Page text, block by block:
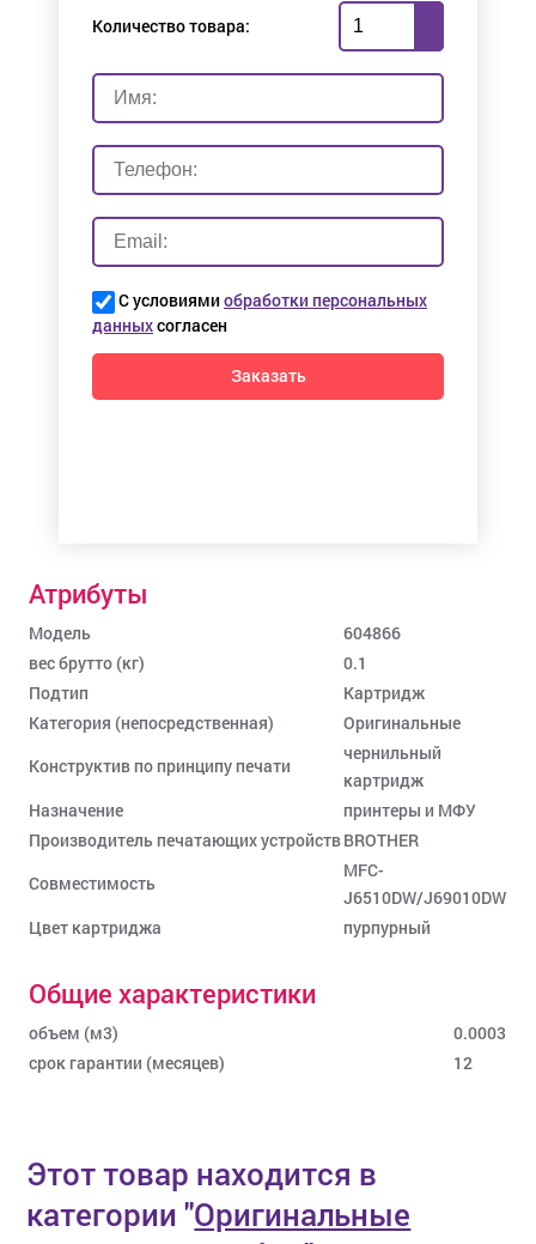
Количество товара:
С условиями обработки персональных
данныхсогласен
Заказать
Атрибуты
Модель
604866
вес брутто (кг)
0.1
Подтип
Картридж
Категория (непосредственная)
Оригинальные
Конструктив по принципу печати
чернильный
картридж
Назначение
принтеры и МФУ
Производитель печатающих устройствBROTHER
Совместимость
MFC-
J6510DW/J69010DW
Цвет картриджа
пурпурный
Общие характеристики
объем (м3)
0.0003
срок гарантии (месяцев)
12
Этот товар находится в
категории"Оригинальные